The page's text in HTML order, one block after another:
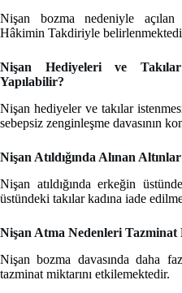
Nişan bozma nedeniyle açılan
Hâkimin Takdiriyle
Nişan Hediyeleri ve
Yapılabilir?
Nişan hediyeler ve takılar
sebepsiz zenginleşme davasının
Nişan Atıldığında Alınan
Nişan atıldığında erkeğin
üstündeki takılar kadına iade
Nişan Atma Nedenleri
Nişan bozma davasında daha
tazminat miktarını etkilemektedir.